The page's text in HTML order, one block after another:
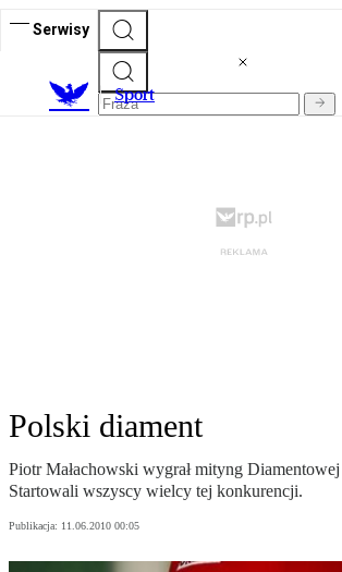
Serwisy
Sport
Polski diament
Piotr Małachowski wygrał mityng
Startowali wszyscy wielcy tej konkurencji.
Publikacja: 11.06.2010 00:05